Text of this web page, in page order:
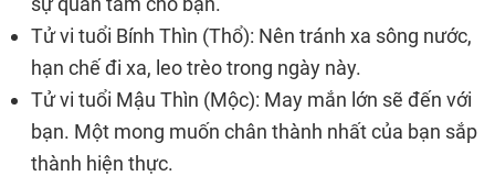
Tử vi tuổi Bính Thìn (Thổ): Nên tránh xa sông nước,
hạn chế đi xa, leo trèo trong ngày này.
Tử vi tuổi Mậu Thìn (Mộc): May mắn lớn sẽ đến với
bạn. Một mong muốn chân thành nhất của bạn sắp
thành hiện thực.